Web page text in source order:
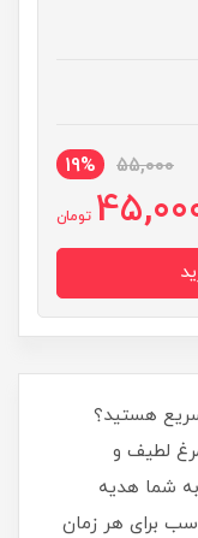
55,000
19%
تومان
سریع هستید؟
لطیف و
شما هدیه
برای هر زمان